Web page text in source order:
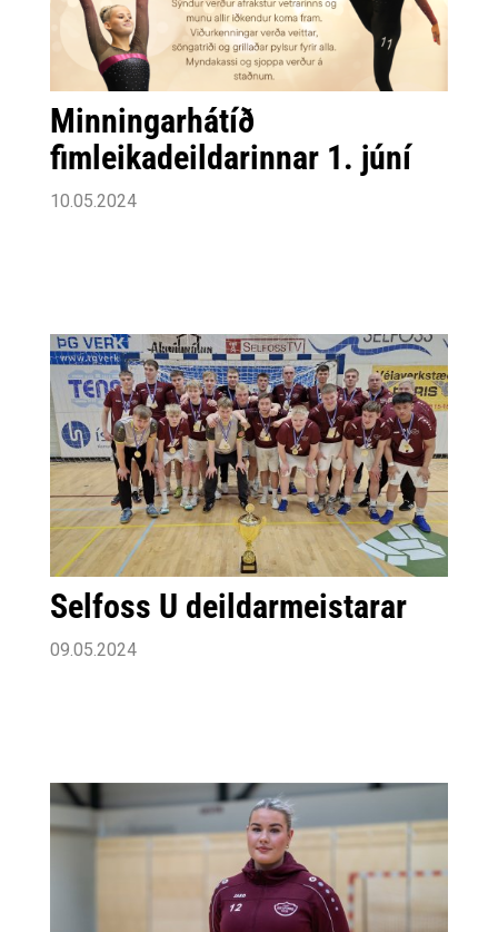
Minningarhátíð
fimleikadeildarinnar 1. júní
10.05.2024
Selfoss U deildarmeistarar
09.05.2024